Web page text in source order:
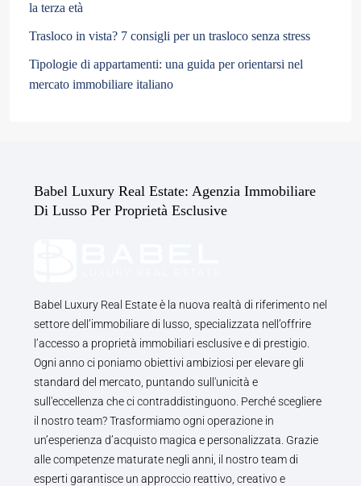
la terza età
Trasloco in vista? 7 consigli per un trasloco senza stress
Tipologie di appartamenti: una guida per orientarsi nel
mercato immobiliare italiano
Babel Luxury Real Estate: Agenzia Immobiliare
Di Lusso Per Proprietà Esclusive
Babel Luxury Real Estate è la nuova realtà di riferimento nel
settore dell’immobiliare di lusso, specializzata nell’offrire
l’accesso a proprietà immobiliari esclusive e di prestigio.
Ogni anno ci poniamo obiettivi ambiziosi per elevare gli
standard del mercato, puntando sull'unicità e
sull'eccellenza che ci contraddistinguono. Perché scegliere
il nostro team? Trasformiamo ogni operazione in
un’esperienza d’acquisto magica e personalizzata. Grazie
alle competenze maturate negli anni, il nostro team di
esperti garantisce un approccio reattivo, creativo e